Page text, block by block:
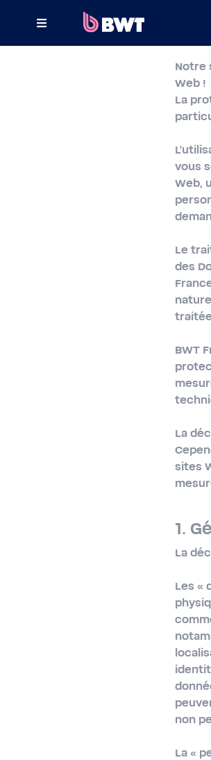
ADMINISTRER EN BRUKERKONTO
Notre
Web !
La
vous
Web,
Le
des
BWT
La
sites
1.
La
Les «
non
La «